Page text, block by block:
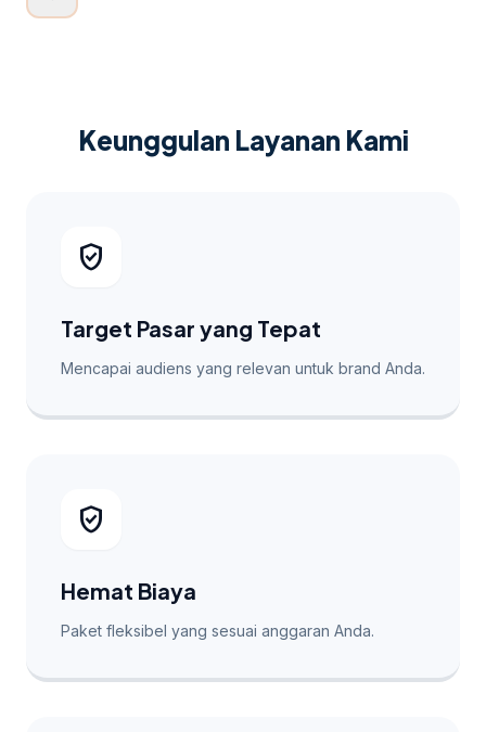
Keunggulan Layanan Kami
verified_user
Target Pasar yang Tepat
Mencapai audiens yang relevan untuk brand Anda.
verified_user
Hemat Biaya
Paket fleksibel yang sesuai anggaran Anda.